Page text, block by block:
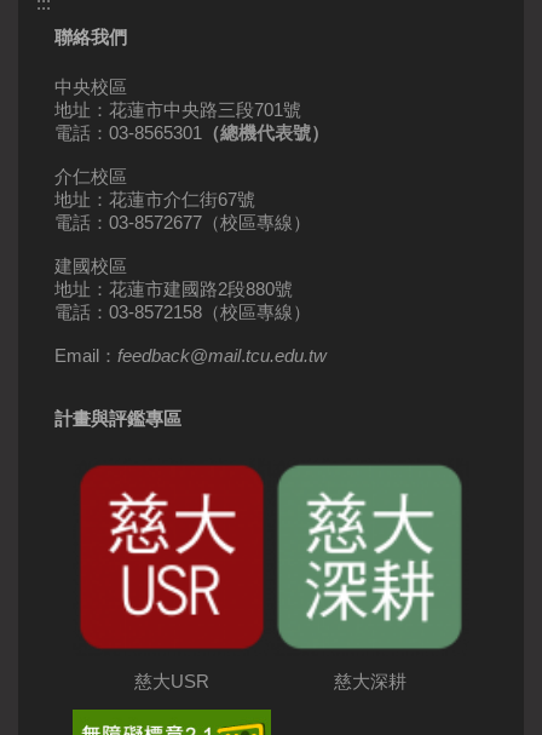
聯絡我們
中央校區
地址：花蓮市中央路三段701號
電話：03-8565301
（總機代表號）
介仁校區
地址：花蓮市介仁街67號
電話：03-8572677（校區專線）
建國校區
地址：花蓮市建國路2段880號
電話：03-8572158（校區專線）
Email： feedback@mail.tcu.edu.tw
計畫與評鑑專區
慈大USR 慈大深耕